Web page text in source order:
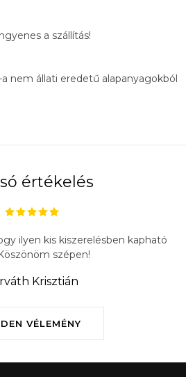
a szállítás!
nem állati eredetű alapanyagokból
értékelés
VÉLEMÉNY
ilyen kis kiszerelésben kapható
szépen!
Krisztián